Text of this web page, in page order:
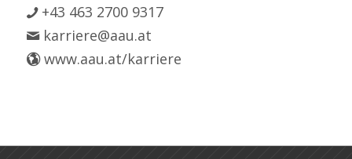
+43 463 2700 9317
karriere@aau.at
www.aau.at/karriere